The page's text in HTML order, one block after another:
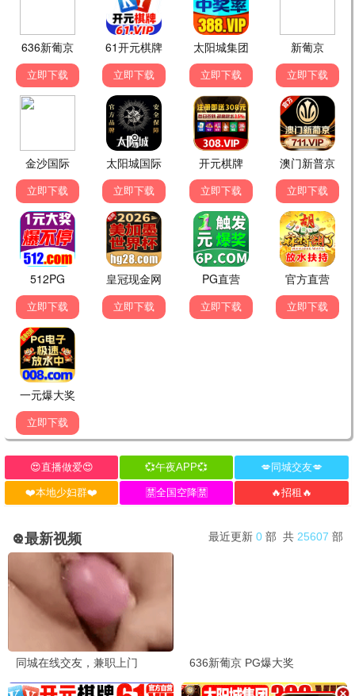
锦绣长安
古装 言情
更新至36集
都市迷情
都市 悬疑
全24集